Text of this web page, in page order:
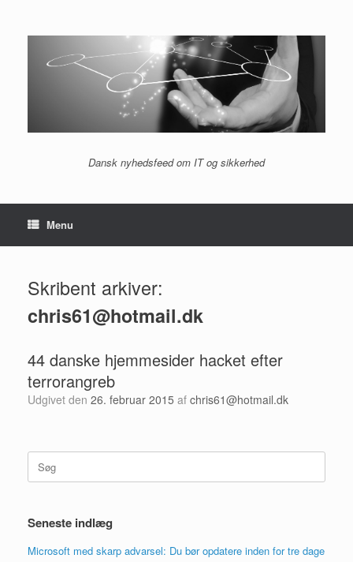
indhold
Dansk nyhedsfeed om IT og sikkerhed
Menu
Skribent arkiver:
chris61@hotmail.dk
44 danske hjemmesider hacket efter
terrorangreb
Udgivet den 26. februar 2015 af chris61@hotmail.dk
Søg
efter:
Seneste indlæg
Microsoft med skarp advarsel: Du bør opdatere inden for tre dage